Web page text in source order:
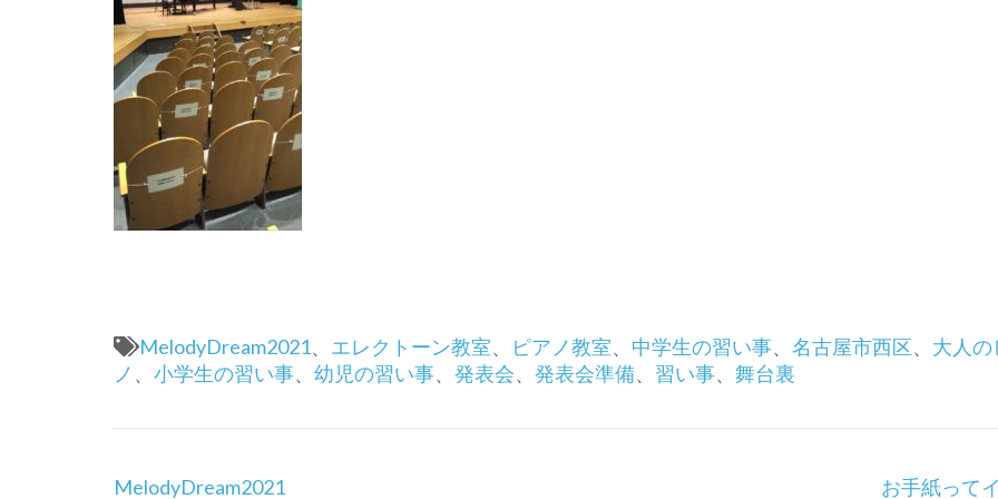
MelodyDream2021、 エレクトーン教室、 ピアノ教室、 中学生の習い事、 名古屋市西区、 大人の
ノ 、 小学生の習い事、 幼児の習い事、 発表会、 発表会準備、 習い事、 舞台裏
投
MelodyDream2021 お手紙って